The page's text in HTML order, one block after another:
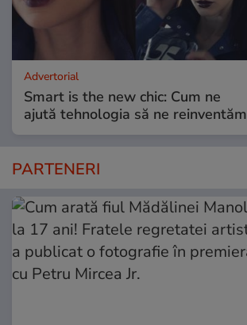
Advertorial
Smart is the new chic: Cum ne
ajută tehnologia să ne reinventăm
PARTENERI